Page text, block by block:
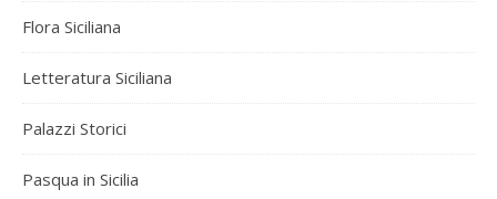
Flora Siciliana
Letteratura Siciliana
Palazzi Storici
Pasqua in Sicilia